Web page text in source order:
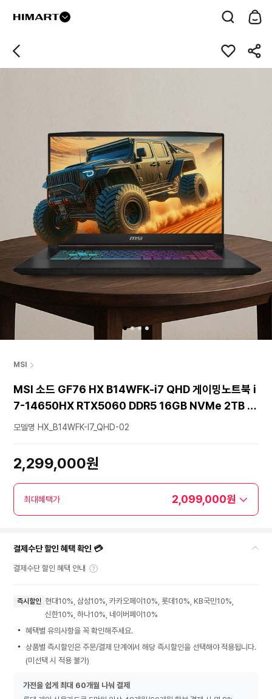
MSI
MSI 소드 GF76 HX B14WFK-i7 QHD 게이밍노트북 i
7-14650HX RTX5060 DDR5 16GB NVMe 2TB Fr
eedos
모델명 HX_B14WFK-I7_QHD-02
2,299,000원
최대혜택가 2,099,000원
결제수단 할인 혜택 확인 💳
결제수단 할인 혜택 안내
즉시할인 현대10%, 삼성10%, 카카오페이10%, 롯데10%, KB국민10%,
신한10%, 하나10%, 네이버페이10%
혜택별 유의사항을 꼭 확인해주세요.
상품별 즉시할인은 주문/결제 단계에서 해당 즉시할인을 선택해야 적용됩니다.
(미선택 시 적용 불가)
가전을 쉽게 최대 60개월 나눠 결제